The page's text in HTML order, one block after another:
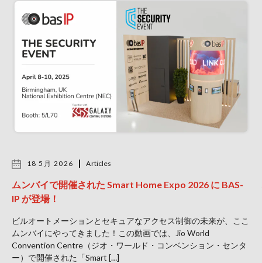
18 5月 2026 Articles
ムンバイで開催された Smart Home Expo 2026 に BAS-
IP が登場！
ビルオートメーションとセキュアなアクセス制御の未来が、ここ
ムンバイにやってきました！この動画では、Jio World
Convention Centre（ジオ・ワールド・コンベンション・センタ
ー）で開催された「Smart […]